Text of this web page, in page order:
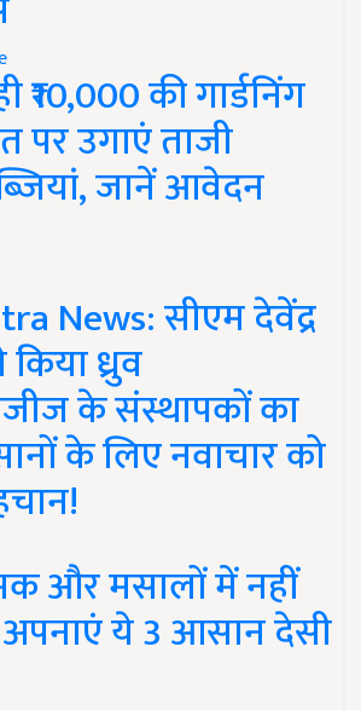
₹10,000 की गार्डनिंग
उगाएं ताजी
जानें आवेदन
News: सीएम देवेंद्र
ध्रुव
के संस्थापकों का
के लिए नवाचार को
और मसालों में नहीं
ये 3 आसान देसी